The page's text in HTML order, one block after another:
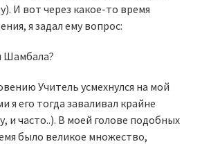
И вот через какое-то время
я задал ему вопрос:
Шамбала?
Учитель усмехнулся на мой
я его тогда заваливал крайне
и часто..). В моей голове подобных
было великое множество,